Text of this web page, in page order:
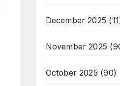
December 2025
November 2025
October 2025 (90)